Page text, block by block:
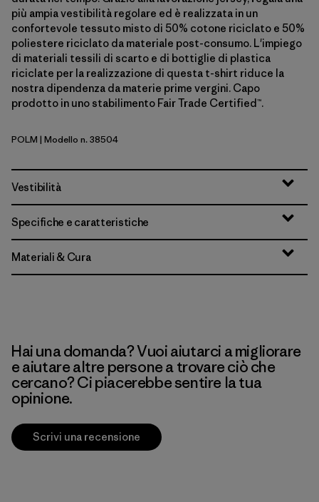
più ampia vestibilità regolare ed è realizzata in un
confortevole tessuto misto di 50% cotone riciclato e 50%
poliestere riciclato da materiale post-consumo. L'impiego
di materiali tessili di scarto e di bottiglie di plastica
riciclate per la realizzazione di questa t-shirt riduce la
nostra dipendenza da materie prime vergini. Capo
prodotto in uno stabilimento Fair Trade Certified™.
P-6 Outline: Lemon Zest
POLM | Modello n. 38504
Vestibilità
Specifiche e caratteristiche
Materiali & Cura
Hai una domanda? Vuoi aiutarci a migliorare
e aiutare altre persone a trovare ciò che
cercano? Ci piacerebbe sentire la tua
opinione.
Scrivi una recensione